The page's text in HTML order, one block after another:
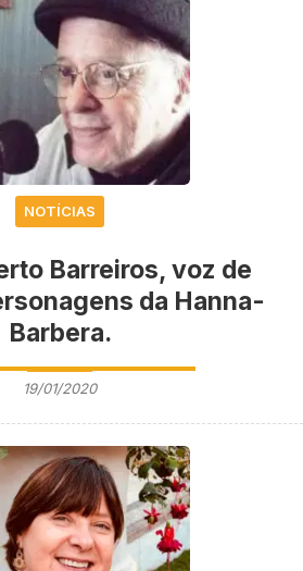
NOTÍCIAS
Barreiros, voz de
da Hanna-
Barbera.
19/01/2020